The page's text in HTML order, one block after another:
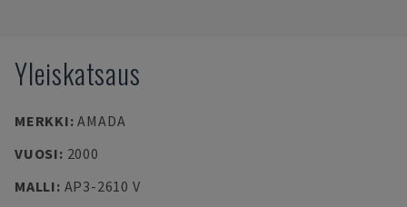
Yleiskatsaus
MERKKI:AMADA
VUOSI: 2000
MALLI: AP3-2610 V